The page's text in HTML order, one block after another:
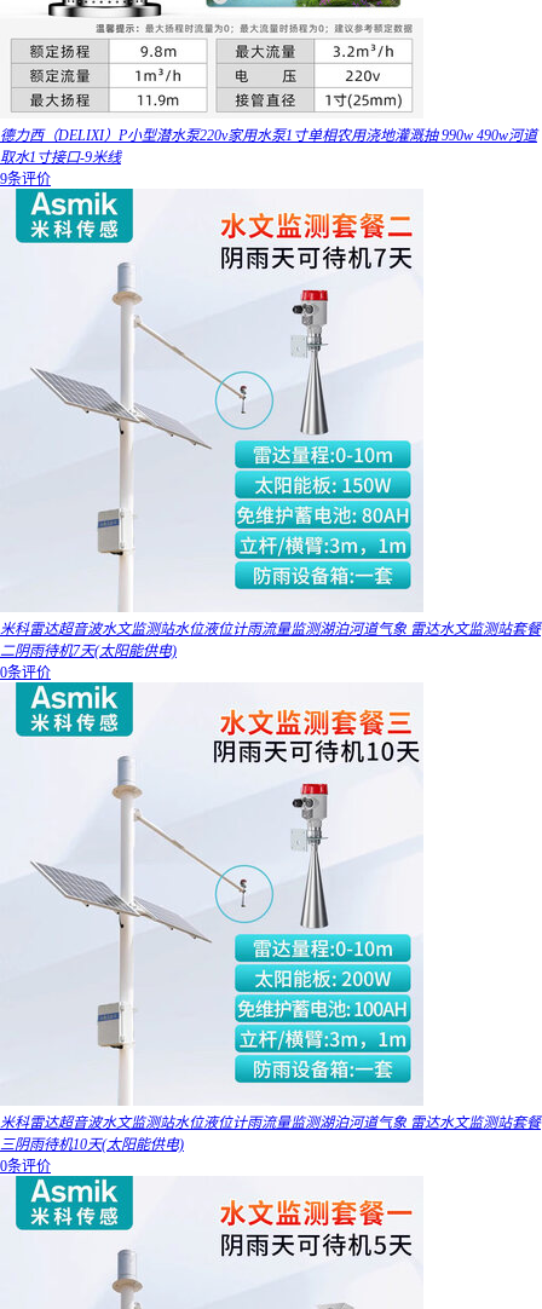
德力西（DELIXI）P小型潜水泵220v家用水泵1寸单相农用浇地灌溉抽 990w 490w河道
取水1寸接口-9米线
9条评价
米科雷达超音波水文监测站水位液位计雨流量监测湖泊河道气象 雷达水文监测站套餐
二阴雨待机7天(太阳能供电)
0条评价
米科雷达超音波水文监测站水位液位计雨流量监测湖泊河道气象 雷达水文监测站套餐
三阴雨待机10天(太阳能供电)
0条评价